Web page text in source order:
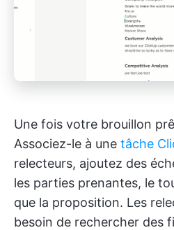
Une fois votre brouillon
Associez-le à une tâche
relecteurs, ajoutez des
les parties prenantes, le
que la proposition. Les
besoin de rechercher des